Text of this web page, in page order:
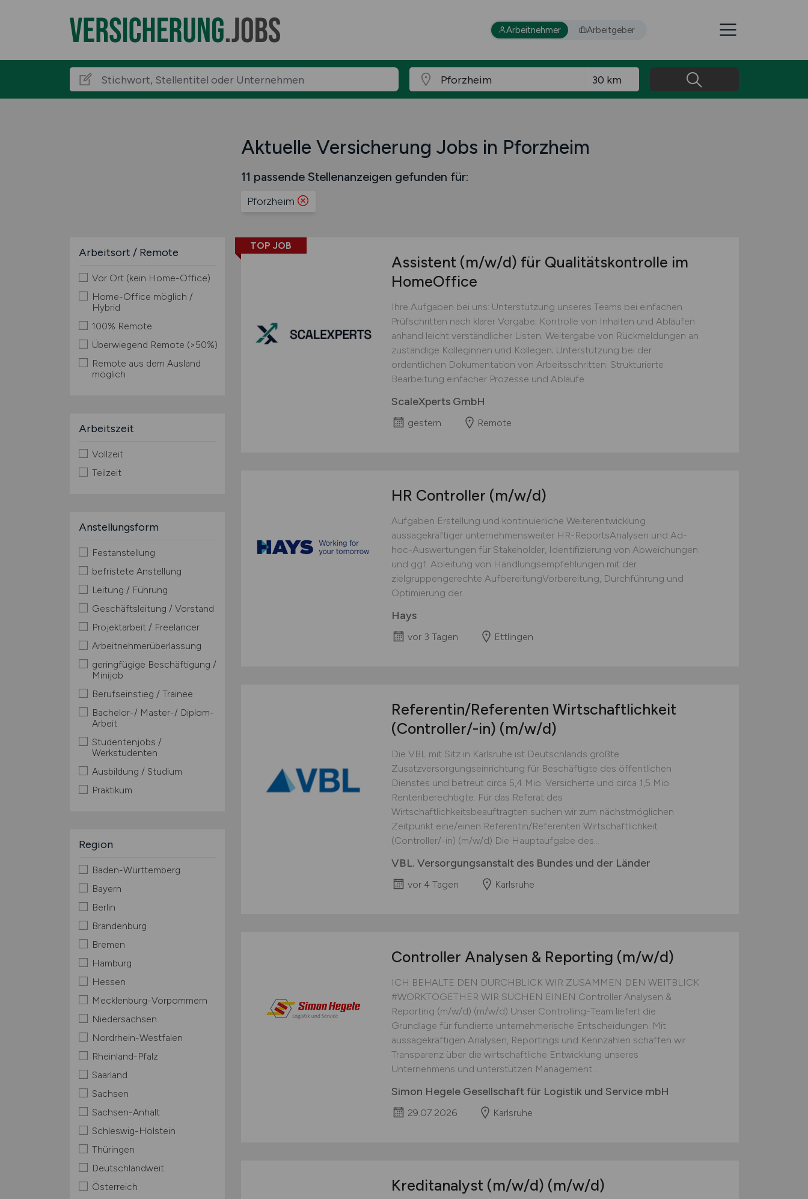
Arbeitnehmer Arbeitgeber
Aktuelle Versicherung Jobs in Pforzheim
11 passende Stellenanzeigen gefunden für:
Pforzheim
Arbeitsort / Remote
Vor Ort (kein Home-Office)
Home-Office möglich /
Hybrid
100% Remote
Überwiegend Remote (>50%)
Remote aus dem Ausland
möglich
Arbeitszeit
Vollzeit
Teilzeit
Anstellungsform
Festanstellung
befristete Anstellung
Leitung / Führung
Geschäftsleitung / Vorstand
Projektarbeit / Freelancer
Arbeitnehmerüberlassung
geringfügige Beschäftigung /
Minijob
Berufseinstieg / Trainee
Bachelor-/ Master-/ Diplom-
Arbeit
Studentenjobs /
Werkstudenten
Ausbildung / Studium
Praktikum
Region
Baden-Württemberg
Bayern
Berlin
Brandenburg
Bremen
Hamburg
Hessen
Mecklenburg-Vorpommern
Niedersachsen
Nordrhein-Westfalen
Rheinland-Pfalz
Saarland
Sachsen
Sachsen-Anhalt
Schleswig-Holstein
Thüringen
Deutschlandweit
Österreich
TOP JOB
Assistent (m/w/d) für Qualitätskontrolle im
HomeOffice
Ihre Aufgaben bei uns: Unterstützung unseres Teams bei einfachen
Prüfschritten nach klarer Vorgabe; Kontrolle von Inhalten und Abläufen
anhand leicht verständlicher Listen; Weitergabe von Rückmeldungen an
zuständige Kolleginnen und Kollegen; Unterstützung bei der
ordentlichen Dokumentation von Arbeitsschritten; Strukturierte
Bearbeitung einfacher Prozesse und Abläufe...
ScaleXperts GmbH
gestern Remote
HR Controller (m/w/d)
Aufgaben Erstellung und kontinuierliche Weiterentwicklung
aussagekräftiger unternehmensweiter HR-ReportsAnalysen und Ad-
hoc-Auswertungen für Stakeholder, Identifizierung von Abweichungen
und ggf. Ableitung von Handlungsempfehlungen mit der
zielgruppengerechte AufbereitungVorbereitung, Durchführung und
Optimierung der...
Hays
vor 3 Tagen Ettlingen
Referentin/Referenten Wirtschaftlichkeit
(Controller/-in) (m/w/d)
Die VBL mit Sitz in Karlsruhe ist Deutschlands größte
Zusatzversorgungseinrichtung für Beschäftigte des öffentlichen
Dienstes und betreut circa 5,4 Mio. Versicherte und circa 1,5 Mio.
Rentenberechtigte. Für das Referat des
Wirtschaftlichkeitsbeauftragten suchen wir zum nächstmöglichen
Zeitpunkt eine/einen Referentin/Referenten Wirtschaftlichkeit
(Controller/-in) (m/w/d) Die Hauptaufgabe des...
VBL. Versorgungsanstalt des Bundes und der Länder
vor 4 Tagen Karlsruhe
Controller Analysen & Reporting (m/w/d)
ICH BEHALTE DEN DURCHBLICK WIR ZUSAMMEN DEN WEITBLICK
#WORKTOGETHER WIR SUCHEN EINEN Controller Analysen &
Reporting (m/w/d) (m/w/d) Unser Controlling-Team liefert die
Grundlage für fundierte unternehmerische Entscheidungen. Mit
aussagekräftigen Analysen, Reportings und Kennzahlen schaffen wir
Transparenz über die wirtschaftliche Entwicklung unseres
Unternehmens und unterstützen Management...
Simon Hegele Gesellschaft für Logistik und Service mbH
29.07.2026 Karlsruhe
Kreditanalyst (m/w/d) (m/w/d)